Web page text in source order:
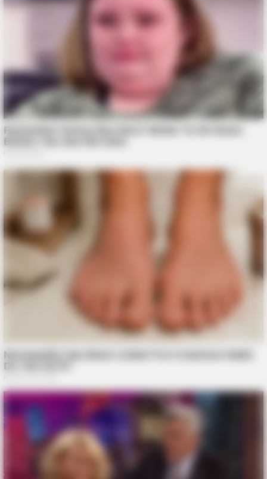
Maryla Rodowicz i jej nowy partner – poznaj szczegóły
10+ Celebrities Who Are Gay And You Probably Didn't Know
Rare Elephant Birth—Then Nature Delivered A Second Shock